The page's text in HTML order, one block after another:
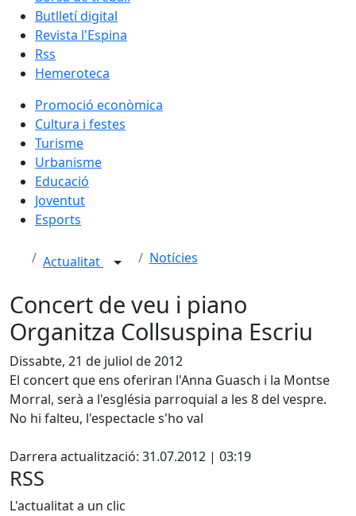
Butlletí digital
Revista l'Espina
Rss
Hemeroteca
Promoció econòmica
Cultura i festes
Turisme
Urbanisme
Educació
Joventut
Esports
Actualitat Notícies
Concert de veu i piano
Organitza Collsuspina Escriu
Dissabte, 21 de juliol de 2012
El concert que ens oferiran l'Anna Guasch i la Montse
Morral, serà a l'església parroquial a les 8 del vespre.
No hi falteu, l'espectacle s'ho val
Darrera actualització: 31.07.2012 | 03:19
RSS
L'actualitat a un clic